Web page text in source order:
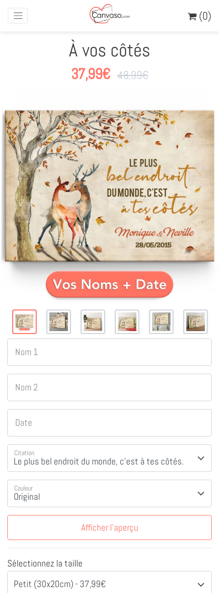
(0)
À vos côtés
37,99€ 48,99€
Nom 1
Nom 2
Date
Citation
Couleur
Afficher l'aperçu
Sélectionnez la taille
Petit (30x20cm) - 37,99€